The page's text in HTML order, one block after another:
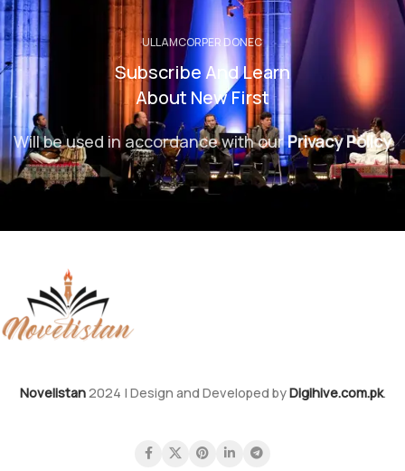
ULLAMCORPER DONEC
Subscribe And Learn
About New First
Will be used in accordance with ourPrivacy Policy
Novelistan2024 | Design and Developed byDigihive.com.pk.